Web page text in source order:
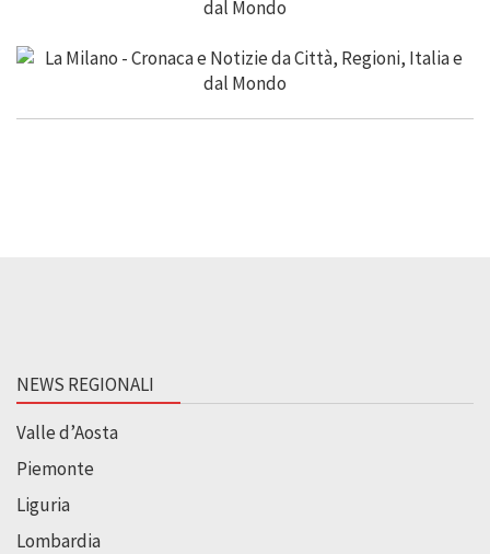
NEWS REGIONALI
Valle d’Aosta
Piemonte
Liguria
Lombardia